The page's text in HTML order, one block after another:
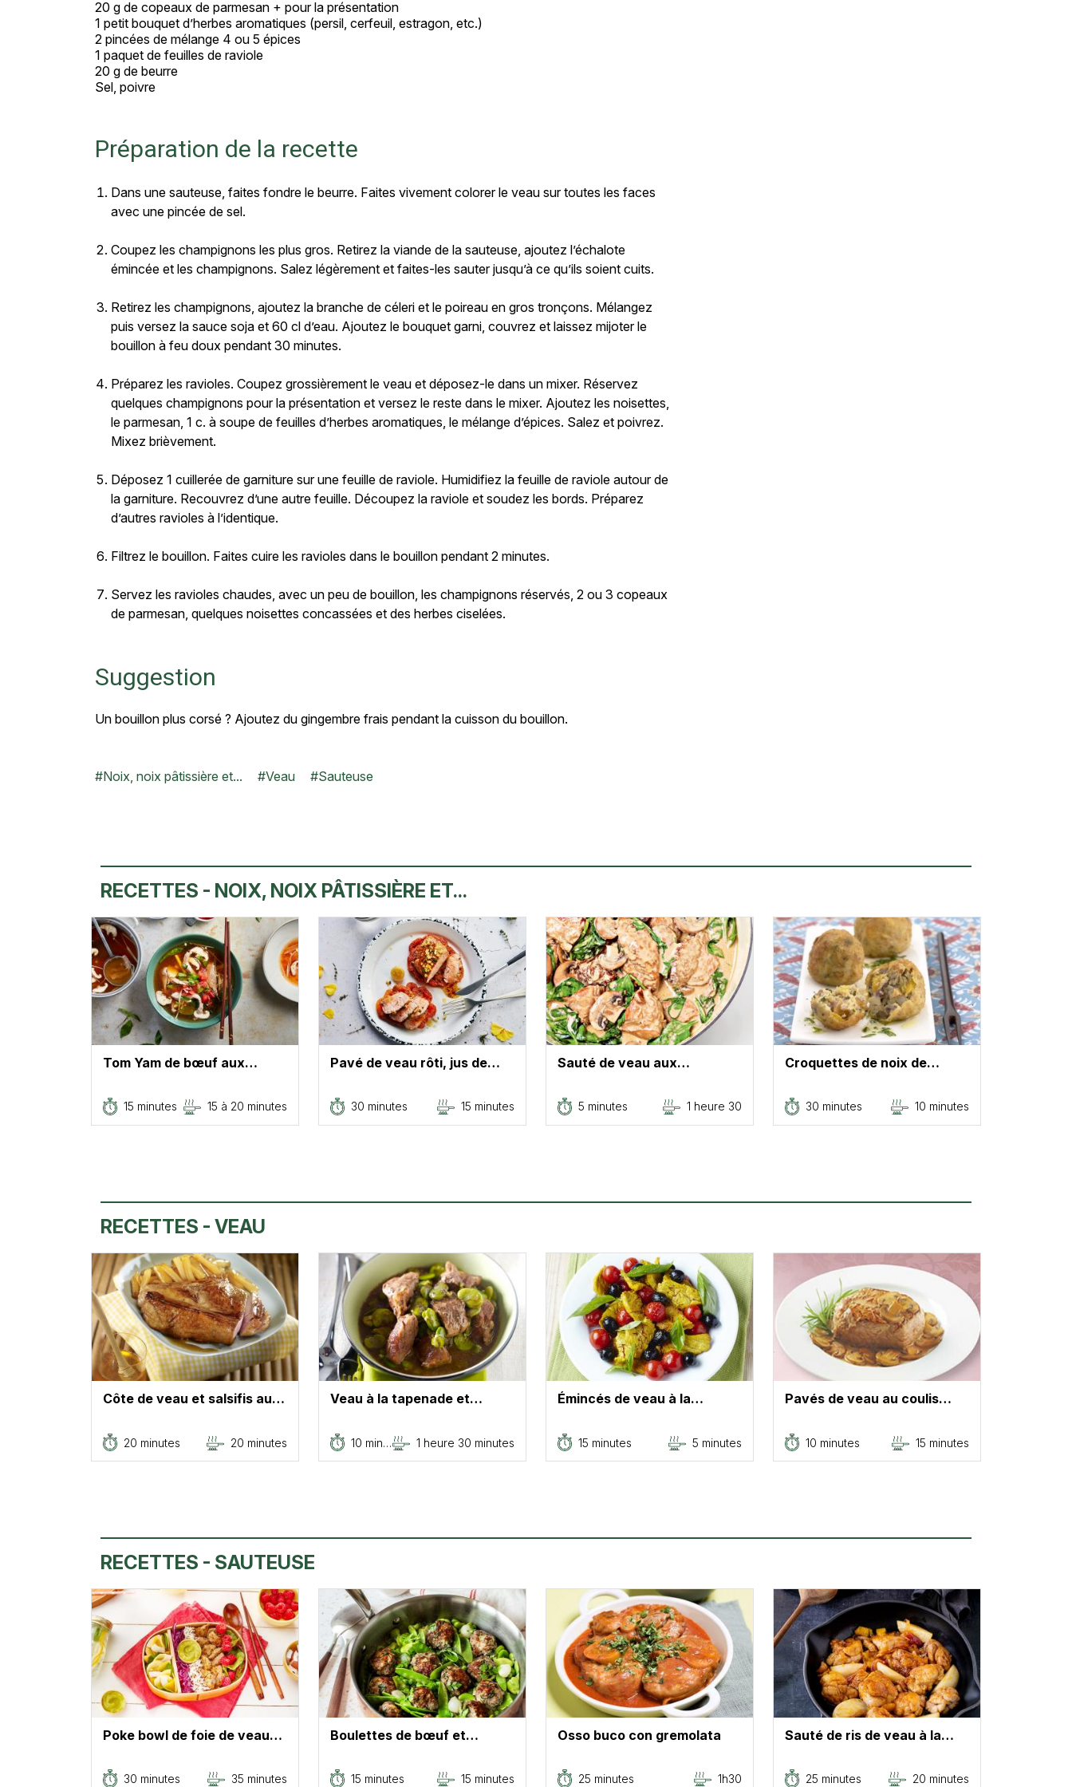
20 g de copeaux de parmesan + pour la présentation
1 petit bouquet d’herbes aromatiques (persil, cerfeuil, estragon, etc.)
2 pincées de mélange 4 ou 5 épices
1 paquet de feuilles de raviole
20 g de beurre
Sel, poivre
Préparation de la recette
Dans une sauteuse, faites fondre le beurre. Faites vivement colorer le veau sur toutes les faces
avec une pincée de sel.
Coupez les champignons les plus gros. Retirez la viande de la sauteuse, ajoutez l’échalote
émincée et les champignons. Salez légèrement et faites-les sauter jusqu’à ce qu’ils soient cuits.
Retirez les champignons, ajoutez la branche de céleri et le poireau en gros tronçons. Mélangez
puis versez la sauce soja et 60 cl d’eau. Ajoutez le bouquet garni, couvrez et laissez mijoter le
bouillon à feu doux pendant 30 minutes.
Préparez les ravioles. Coupez grossièrement le veau et déposez-le dans un mixer. Réservez
quelques champignons pour la présentation et versez le reste dans le mixer. Ajoutez les noisettes,
le parmesan, 1 c. à soupe de feuilles d’herbes aromatiques, le mélange d’épices. Salez et poivrez.
Mixez brièvement.
Déposez 1 cuillerée de garniture sur une feuille de raviole. Humidifiez la feuille de raviole autour de
la garniture. Recouvrez d’une autre feuille. Découpez la raviole et soudez les bords. Préparez
d’autres ravioles à l’identique.
Filtrez le bouillon. Faites cuire les ravioles dans le bouillon pendant 2 minutes.
Servez les ravioles chaudes, avec un peu de bouillon, les champignons réservés, 2 ou 3 copeaux
de parmesan, quelques noisettes concassées et des herbes ciselées.
Suggestion
Un bouillon plus corsé ? Ajoutez du gingembre frais pendant la cuisson du bouillon.
#Noix, noix pâtissière et... #Veau #Sauteuse
RECETTES - NOIX, NOIX PÂTISSIÈRE ET...
Tom Yam de bœuf aux…
15 minutes 15 à 20 minutes
Pavé de veau rôti, jus de…
30 minutes 15 minutes
Sauté de veau aux…
5 minutes 1 heure 30
Croquettes de noix de…
30 minutes 10 minutes
RECETTES - VEAU
Côte de veau et salsifis au…
20 minutes 20 minutes
Veau à la tapenade et…
10 min… 1 heure 30 minutes
Émincés de veau à la…
15 minutes 5 minutes
Pavés de veau au coulis…
10 minutes 15 minutes
RECETTES - SAUTEUSE
Poke bowl de foie de veau…
30 minutes 35 minutes
Boulettes de bœuf et…
15 minutes 15 minutes
Osso buco con gremolata
25 minutes 1h30
Sauté de ris de veau à la…
25 minutes 20 minutes